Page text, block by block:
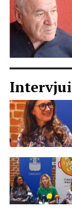
Intervjui